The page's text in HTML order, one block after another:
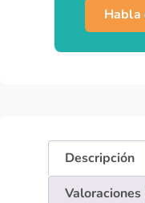
Habla
Descripción
Valoraciones